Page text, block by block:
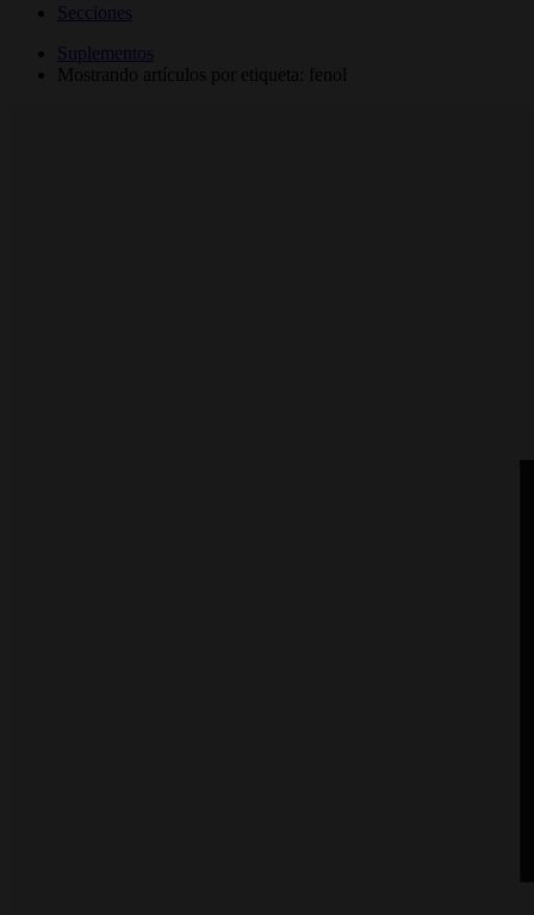
Secciones
Suplementos
Mostrando artículos por etiqueta: fenol